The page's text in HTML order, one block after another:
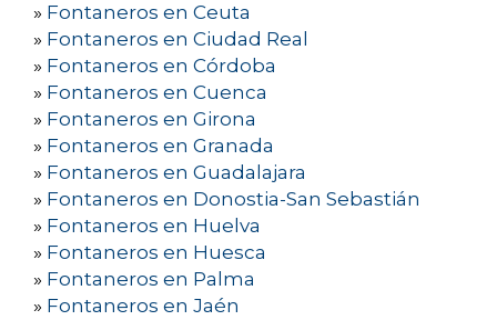
» Fontaneros en Ceuta
» Fontaneros en Ciudad Real
» Fontaneros en Córdoba
» Fontaneros en Cuenca
» Fontaneros en Girona
» Fontaneros en Granada
» Fontaneros en Guadalajara
» Fontaneros en Donostia-San Sebastián
» Fontaneros en Huelva
» Fontaneros en Huesca
» Fontaneros en Palma
» Fontaneros en Jaén